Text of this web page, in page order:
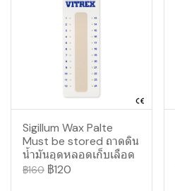
Sigillum Wax Palte
Must be stored ถาดดิน
น้ำมันอุดหลอดเก็บเลือด
฿160 ฿120